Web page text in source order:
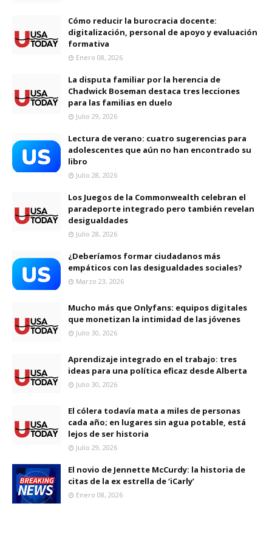
Cómo reducir la burocracia docente:
digitalización, personal de apoyo y evaluación
formativa
Enero 08, 2026
La disputa familiar por la herencia de
Chadwick Boseman destaca tres lecciones
para las familias en duelo
Julio 29, 2026
Lectura de verano: cuatro sugerencias para
adolescentes que aún no han encontrado su
libro
Julio 28, 2026
Los Juegos de la Commonwealth celebran el
paradeporte integrado pero también revelan
desigualdades
Julio 28, 2026
¿Deberíamos formar ciudadanos más
empáticos con las desigualdades sociales?
Marzo 23, 2026
Mucho más que Onlyfans: equipos digitales
que monetizan la intimidad de las jóvenes
Julio 30, 2026
Aprendizaje integrado en el trabajo: tres
ideas para una política eficaz desde Alberta
Julio 30, 2026
El cólera todavía mata a miles de personas
cada año; en lugares sin agua potable, está
lejos de ser historia
Julio 29, 2026
El novio de Jennette McCurdy: la historia de
citas de la ex estrella de ‘iCarly’
Enero 08, 2026